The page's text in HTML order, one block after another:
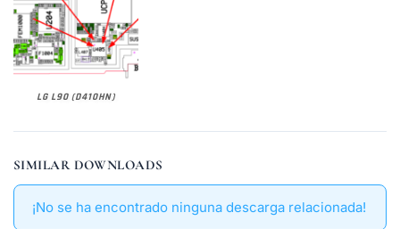
LG L90 (D410HN)
SIMILAR DOWNLOADS
¡No se ha encontrado ninguna descarga relacionada!